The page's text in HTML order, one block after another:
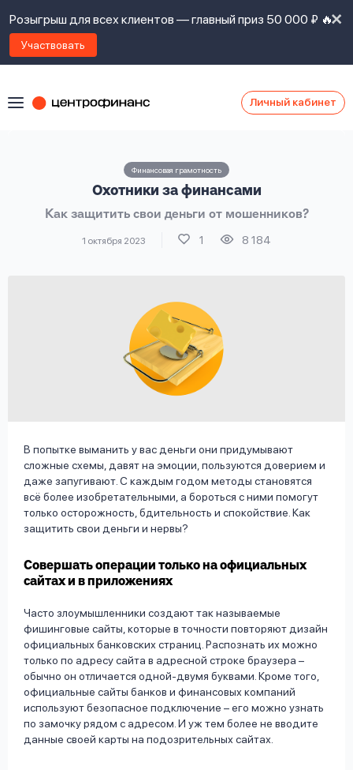
Розыгрыш для всех клиентов — главный приз 50 000 ₽ 🔥
Участвовать
Личный кабинет
Финансовая грамотность
Охотники за финансами
Как защитить свои деньги от мошенников?
1 октября 2023 1 8 184
В попытке выманить у вас деньги они придумывают
сложные схемы, давят на эмоции, пользуются доверием и
даже запугивают. С каждым годом методы становятся
всё более изобретательными, а бороться с ними помогут
только осторожность, бдительность и спокойствие. Как
защитить свои деньги и нервы?
Совершать операции только на официальных
сайтах и в приложениях
Часто злоумышленники создают так называемые
фишинговые сайты, которые в точности повторяют дизайн
официальных банковских страниц. Распознать их можно
только по адресу сайта в адресной строке браузера –
обычно он отличается одной-двумя буквами. Кроме того,
официальные сайты банков и финансовых компаний
используют безопасное подключение – его можно узнать
по замочку рядом с адресом. И уж тем более не вводите
данные своей карты на подозрительных сайтах.
Оформить заявку
Войти под другим номером
контакты
Ответы
на
предоставления
займов ,